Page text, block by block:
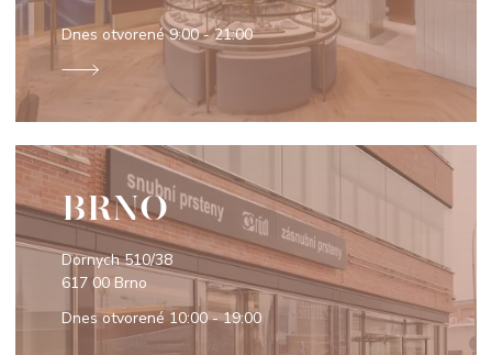
Dnes otvorené9:00 - 21:00
BRNO
Dornych 510/38
617 00 Brno
Dnes otvorené 10:00 - 19:00